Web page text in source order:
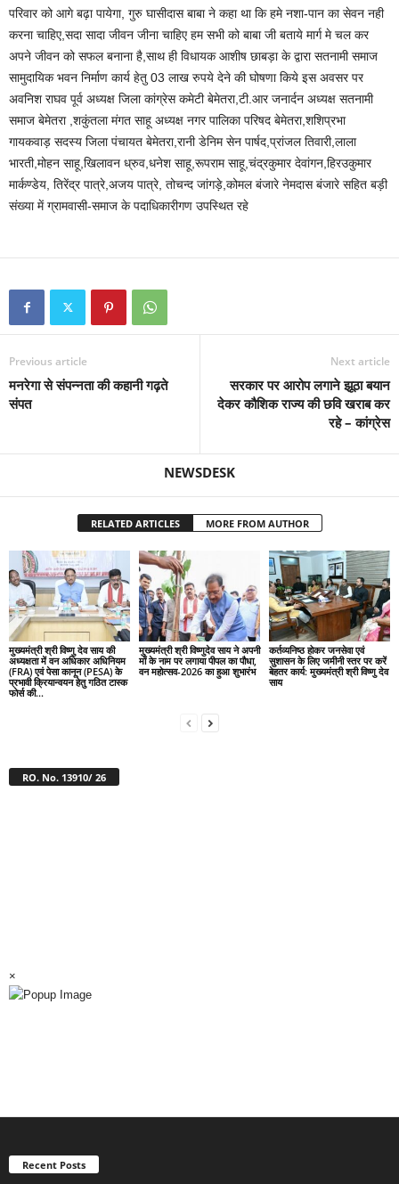
परिवार को आगे बढ़ा पायेगा, गुरु घासीदास बाबा ने कहा था कि हमे नशा-पान का सेवन नही
करना चाहिए,सदा सादा जीवन जीना चाहिए हम सभी को बाबा जी बताये मार्ग मे चल कर
अपने जीवन को सफल बनाना है,साथ ही विधायक आशीष छाबड़ा के द्वारा सतनामी समाज
सामुदायिक भवन निर्माण कार्य हेतु 03 लाख रुपये देने की घोषणा किये इस अवसर पर
अवनिश राघव पूर्व अध्यक्ष जिला कांग्रेस कमेटी बेमेतरा,टी.आर जनार्दन अध्यक्ष सतनामी
समाज बेमेतरा ,शकुंतला मंगत साहू अध्यक्ष नगर पालिका परिषद बेमेतरा,शशिप्रभा
गायकवाड़ सदस्य जिला पंचायत बेमेतरा,रानी डेनिम सेन पार्षद,प्रांजल तिवारी,लाला
भारती,मोहन साहू,खिलावन ध्रुव,धनेश साहू,रूपराम साहू,चंद्रकुमार देवांगन,हिरउकुमार
मार्कण्डेय, तिरेंद्र पात्रे,अजय पात्रे, तोचन्द जांगड़े,कोमल बंजारे नेमदास बंजारे सहित बड़ी
संख्या में ग्रामवासी-समाज के पदाधिकारीगण उपस्थित रहे
Previous article
मनरेगा से संपन्नता की कहानी गढ़ते
संपत
Next article
सरकार पर आरोप लगाने झूठा बयान
देकर कौशिक राज्य की छवि खराब कर
रहे – कांग्रेस
NEWSDESK
RELATED ARTICLES MORE FROM AUTHOR
मुख्यमंत्री श्री विष्णु देव साय की
अध्यक्षता में वन अधिकार अधिनियम
(FRA) एवं पेसा कानून (PESA) के
प्रभावी क्रियान्वयन हेतु गठित टास्क
फोर्स की...
मुख्यमंत्री श्री विष्णुदेव साय ने अपनी
माँ के नाम पर लगाया पीपल का पौधा,
वन महोत्सव-2026 का हुआ शुभारंभ
कर्तव्यनिष्ठ होकर जनसेवा एवं
सुशासन के लिए जमीनी स्तर पर करें
बेहतर कार्य: मुख्यमंत्री श्री विष्णु देव
साय
RO. No. 13910/ 26
×
Recent Posts